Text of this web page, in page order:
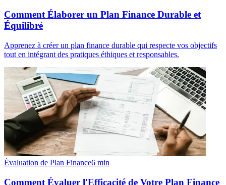
Comment Élaborer un Plan Finance Durable et
Équilibré
Apprenez à créer un plan finance durable qui respecte vos objectifs
tout en intégrant des pratiques éthiques et responsables.
Évaluation de Plan Finance6 min
Comment Évaluer l'Efficacité de Votre Plan Finance